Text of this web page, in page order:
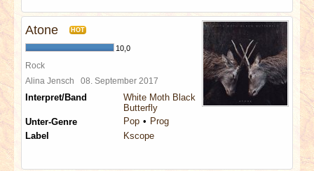
Atone HOT
10,0
Rock
Alina Jensch 08. September 2017
Interpret/Band
White Moth Black
Butterfly
Unter-Genre
Pop
Prog
Label
Kscope